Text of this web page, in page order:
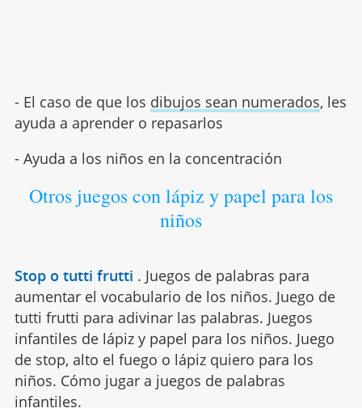
- El caso de que los dibujos sean numerados, les
ayuda a aprender o repasarlos
- Ayuda a los niños en la concentración
Otros juegos con lápiz y papel para los
niños
Stop o tutti frutti . Juegos de palabras para
aumentar el vocabulario de los niños. Juego de
tutti frutti para adivinar las palabras. Juegos
infantiles de lápiz y papel para los niños. Juego
de stop, alto el fuego o lápiz quiero para los
niños. Cómo jugar a juegos de palabras
infantiles.